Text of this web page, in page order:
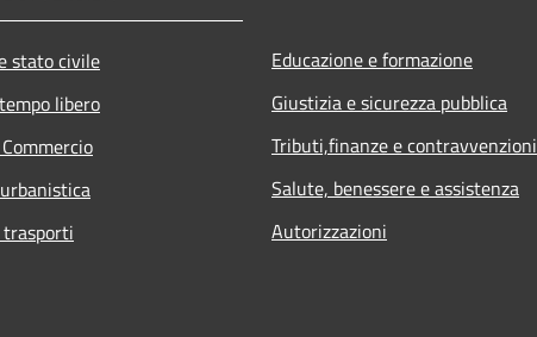
stato civile
libero
Educazione e formazione
Giustizia e sicurezza pubblica
Tributi,finanze e contravvenzioni
Salute, benessere e assistenza
Autorizzazioni